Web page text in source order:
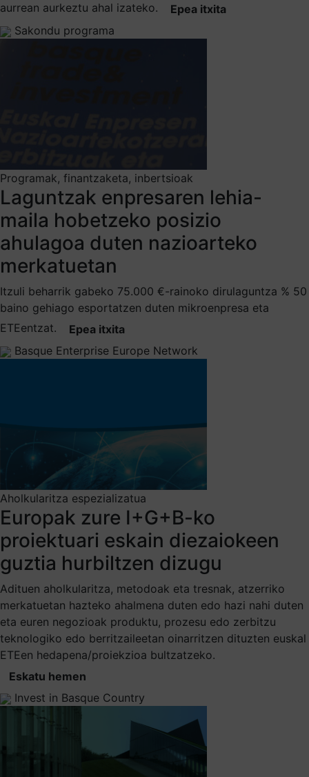
aurrean aurkeztu ahal izateko.
Epea itxita
Sakondu programa
Programak, finantzaketa, inbertsioak
Laguntzak enpresaren lehia-
maila hobetzeko posizio
ahulagoa duten nazioarteko
merkatuetan
Itzuli beharrik gabeko 75.000 €-rainoko dirulaguntza % 50
baino gehiago esportatzen duten mikroenpresa eta
ETEentzat.
Epea itxita
Basque Enterprise Europe Network
Aholkularitza espezializatua
Europak zure I+G+B-ko
proiektuari eskain diezaiokeen
guztia hurbiltzen dizugu
Adituen aholkularitza, metodoak eta tresnak, atzerriko
merkatuetan hazteko ahalmena duten edo hazi nahi duten
eta euren negozioak produktu, prozesu edo zerbitzu
teknologiko edo berritzaileetan oinarritzen dituzten euskal
ETEen hedapena/proiekzioa bultzatzeko.
Eskatu hemen
Invest in Basque Country